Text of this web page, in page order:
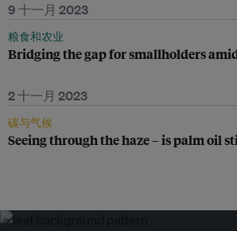
9 十一月 2023
粮食和农业
Bridging the gap for smallholders
2 十一月 2023
碳与气候
Seeing through the haze – is palm oil